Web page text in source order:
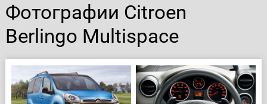
Фотографии Citroen
Berlingo Multispace